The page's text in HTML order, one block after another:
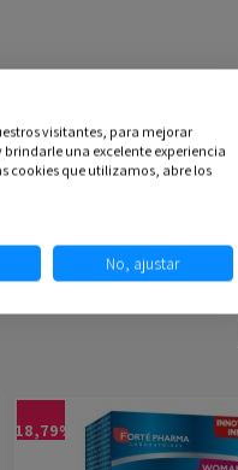
-18,79%
visitantes, para mejorar
una excelente experiencia
cookies que utilizamos, abre los
No, ajustar